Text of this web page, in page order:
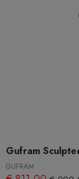
Gufram
GUFRAM